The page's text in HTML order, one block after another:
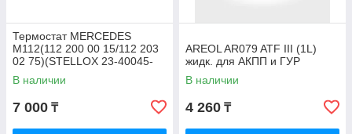
Термостат MERCEDES
M112(112 200 00 15/112 203
02 75)(STELLOX 23-40045-
SX)
В наличии
7 000 ₸
AREOL AR079 ATF III (1L)
жидк. для АКПП и ГУР
В наличии
4 260 ₸